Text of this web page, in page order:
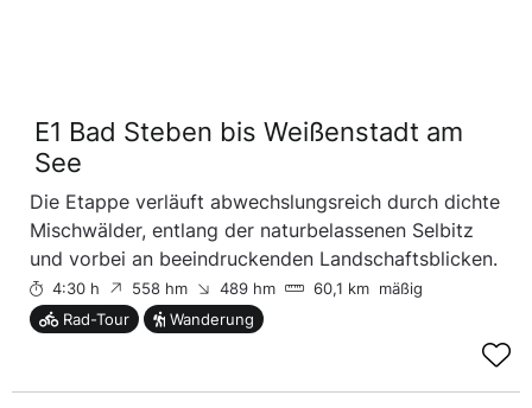
E1 Bad Steben bis Weißenstadt am
See
Die Etappe verläuft abwechslungsreich durch dichte
Mischwälder, entlang der naturbelassenen Selbitz
und vorbei an beeindruckenden Landschaftsblicken.
4:30 h 558 hm 489 hm 60,1 km mäßig
Rad-Tour Wanderung